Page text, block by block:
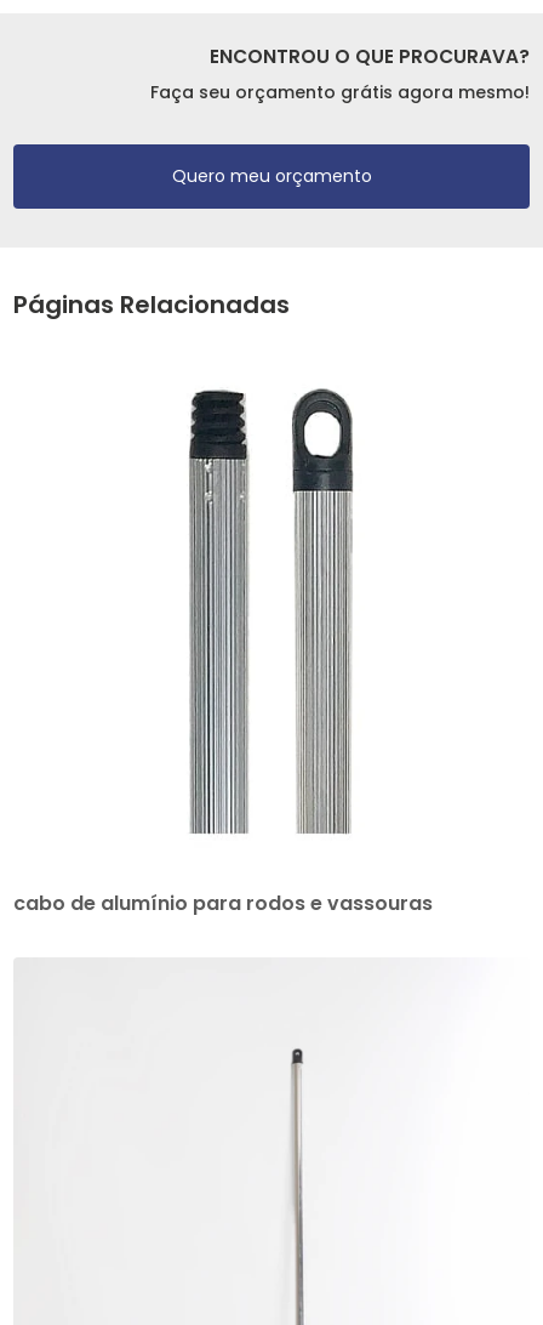
ENCONTROU O QUE PROCURAVA?
Faça seu orçamento grátis agora mesmo!
Quero meu orçamento
Páginas Relacionadas
cabo de alumínio para rodos e vassouras